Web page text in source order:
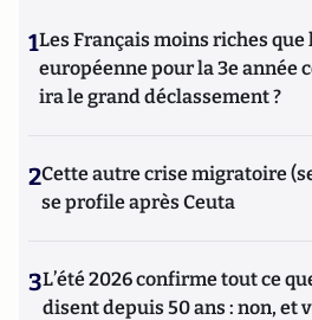
1Les Français moins riches que
européenne pour la 3e année
ira le grand déclassement ?
2Cette autre crise migratoire
se profile après Ceuta
3L’été 2026 confirme tout ce
disent depuis 50 ans : non, et